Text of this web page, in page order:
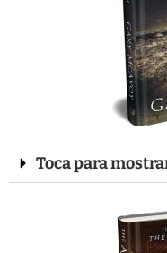
Toca para